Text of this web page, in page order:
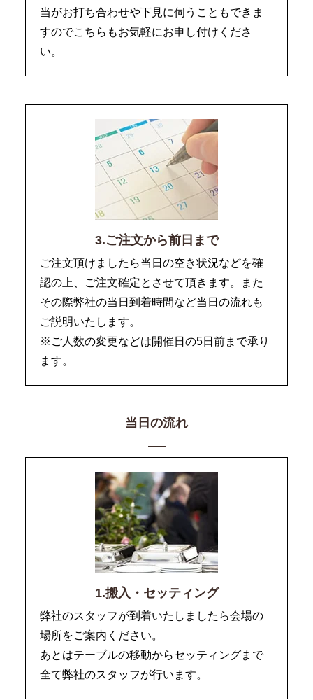
当がお打ち合わせや下見に伺うこともできま
すのでこちらもお気軽にお申し付けくださ
い。
3.ご注文から前日まで
ご注文頂けましたら当日の空き状況などを確
認の上、ご注文確定とさせて頂きます。また
その際弊社の当日到着時間など当日の流れも
ご説明いたします。
※ご人数の変更などは開催日の5日前まで承り
ます。
当日の流れ
1.搬入・セッティング
弊社のスタッフが到着いたしましたら会場の
場所をご案内ください。
あとはテーブルの移動からセッティングまで
全て弊社のスタッフが行います。